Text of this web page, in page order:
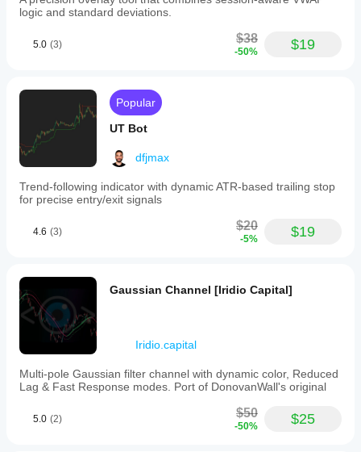
logic and standard deviations.
5.0 (3) $38
-50% $19
Popular
UT Bot
dfjmax
Trend-following indicator with dynamic ATR-based trailing stop
for precise entry/exit signals
4.6 (3) $20
-5% $19
Gaussian Channel [Iridio Capital]
Iridio.capital
Multi-pole Gaussian filter channel with dynamic color, Reduced
Lag & Fast Response modes. Port of DonovanWall's original
5.0 (2) $50
-50% $25